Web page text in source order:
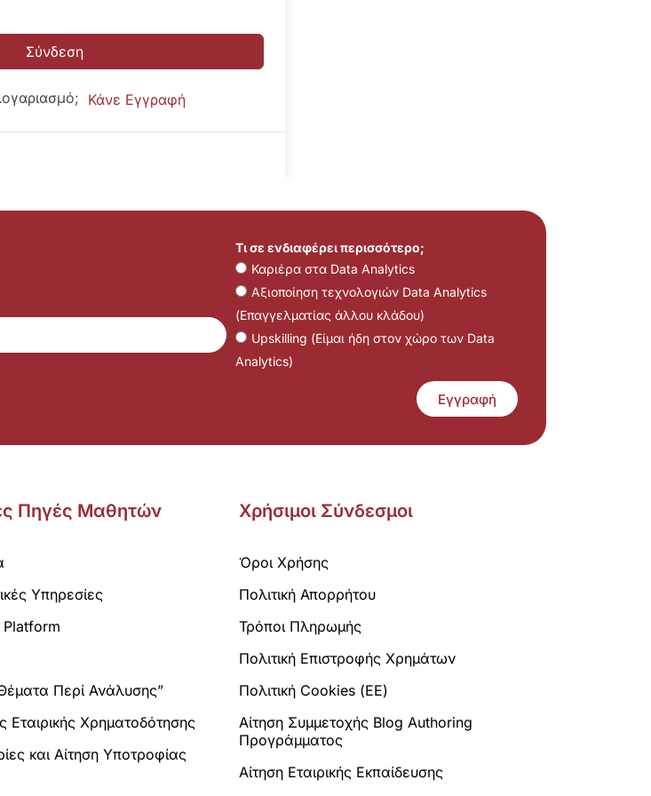
Σύνδεση
Κάνε Εγγραφή
Τι σε ενδιαφέρει περισσότερο;
Καριέρα στα Data Analytics
Αξιοποίηση τεχνολογιών Data Analytics
(Επαγγελματίας άλλου κλάδου)
Upskilling (Είμαι ήδη στον χώρο των Data
Analytics)
Εγγραφή
Πηγές Μαθητών
Υπηρεσίες
Περί Ανάλυσης”
Εταιρικής Χρηματοδότησης
και Αίτηση Υποτροφίας
Χρήσιμοι Σύνδεσμοι
Όροι Χρήσης
Πολιτική Απορρήτου
Τρόποι Πληρωμής
Πολιτική Επιστροφής Χρημάτων
Πολιτική Cookies (ΕΕ)
Αίτηση Συμμετοχής Blog Authoring
Προγράμματος
Αίτηση Εταιρικής Εκπαίδευσης